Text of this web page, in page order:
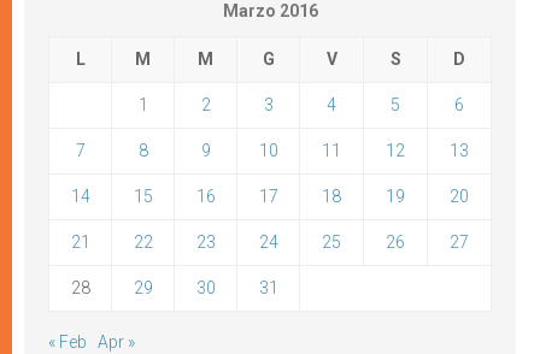
Marzo 2016
L M M G V S D
1 2 3 4 5 6
7 8 9 10 11 12 13
14 15 16 17 18 19 20
21 22 23 24 25 26 27
28 29 30 31
« Feb Apr »